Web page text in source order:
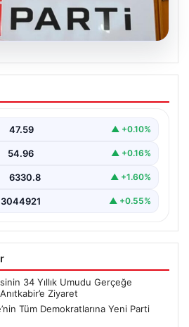
Türkiye’nin Tüm
Parti Çağrısı
önemli mesajlar verdi.
47.59 ▲ +0.10%
54.96 ▲ +0.16%
6330.8 ▲ +1.60%
3044921 ▲ +0.55%
34 Yıllık Umudu Gerçeğe
Ziyaret
Tüm Demokratlarına Yeni Parti